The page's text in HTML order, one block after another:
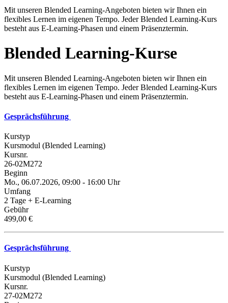
Mit unseren Blended Learning-Angeboten bieten wir Ihnen ein
flexibles Lernen im eigenen Tempo. Jeder Blended Learning-Kurs
besteht aus E-Learning-Phasen und einem Präsenztermin.
Blended Learning-Kurse
Mit unseren Blended Learning-Angeboten bieten wir Ihnen ein
flexibles Lernen im eigenen Tempo. Jeder Blended Learning-Kurs
besteht aus E-Learning-Phasen und einem Präsenztermin.
Gesprächsführung
Kurstyp
Kursmodul (Blended Learning)
Kursnr.
26-02M272
Beginn
Mo., 06.07.2026, 09:00 - 16:00 Uhr
Umfang
2 Tage + E-Learning
Gebühr
499,00 €
Gesprächsführung
Kurstyp
Kursmodul (Blended Learning)
Kursnr.
27-02M272